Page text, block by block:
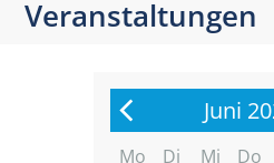
Veranstaltungen
Juni
Mo Di Mi Do